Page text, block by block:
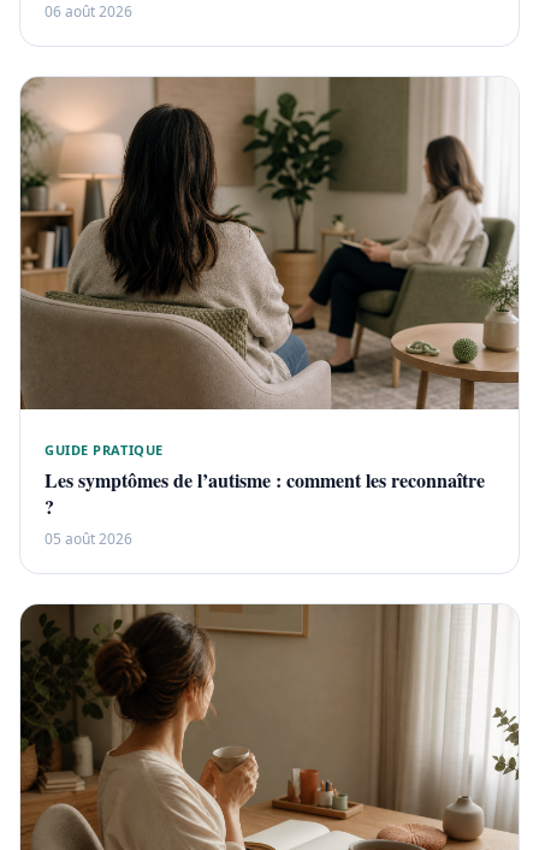
06 août 2026
GUIDE PRATIQUE
Les symptômes de l’autisme : comment les reconnaître
?
05 août 2026